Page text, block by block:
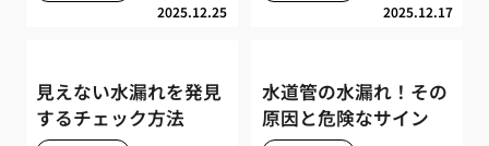
2025.12.25 2025.12.17
見えない水漏れを発見
するチェック方法
水道管の水漏れ！その
原因と危険なサイン